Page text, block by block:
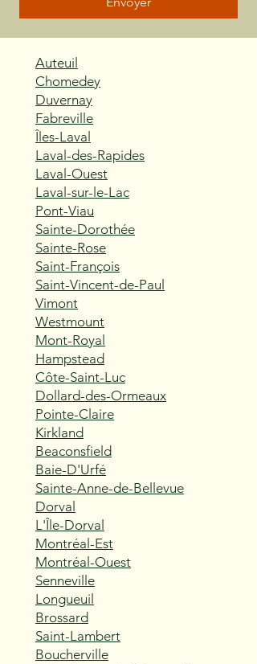
Auteuil
Chomedey
Duvernay
Fabreville
Îles-Laval
Laval-des-Rapides
Laval-Ouest
Laval-sur-le-Lac
Pont-Viau
Sainte-Dorothée
Sainte-Rose
Saint-François
Saint-Vincent-de-Paul
Vimont
Westmount
Mont-Royal
Hampstead
Côte-Saint-Luc
Dollard-des-Ormeaux
Pointe-Claire
Kirkland
Beaconsfield
Baie-D'Urfé
Sainte-Anne-de-Bellevue
Dorval
L'Île-Dorval
Montréal-Est
Montréal-Ouest
Senneville
Longueuil
Brossard
Saint-Lambert
Boucherville